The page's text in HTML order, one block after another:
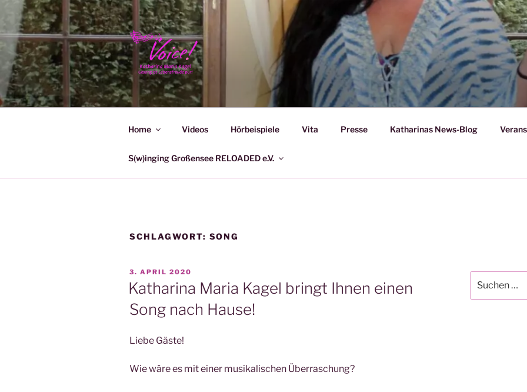
Inhalt
springen
KATHARINA MARIA KAGEL
Home Videos Hörbeispiele Vita Presse Katharinas News-Blog
S(w)inging Großensee RELOADED e.V.
SCHLAGWORT: SONG
VERÖFFENTLICHT
AM
3. APRIL 2020
Katharina Maria Kagel bringt Ihnen einen
Song nach Hause!
Liebe Gäste!
Wie wäre es mit einer musikalischen Überraschung?
nach: